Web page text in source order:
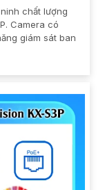
chất lượng
Camera có
giám sát ban